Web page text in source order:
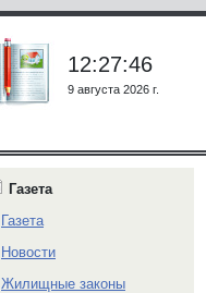
12:27:46
9 августа 2026 г.
Газета
Газета
Новости
Жилищные законы